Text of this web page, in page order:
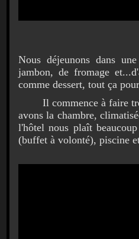
Nous déjeunons dans
jambon, de fromage
comme dessert, tout ça
Il commence à faire très
avons la chambre,
l'hôtel nous plaît
(buffet à volonté), piscine